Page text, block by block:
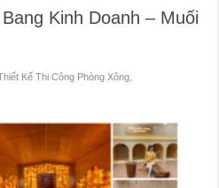
Kinh Doanh – Muối
Kế Thi Công Phòng Xông